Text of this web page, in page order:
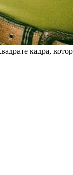
кадра,